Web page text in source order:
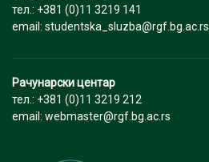
тел.: +381 (0)11 3219 141
email: studentska_sluzba@rgf.bg.ac.rs
Рачунарски центар
тел.: +381 (0)11 3219 212
email: webmaster@rgf.bg.ac.rs